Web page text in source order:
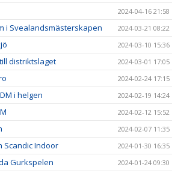
2024-04-16 21:58
i Svealandsmästerskapen 2024-03-21 08:22
2024-03-10 15:36
distriktslaget 2024-03-01 17:05
2024-02-24 17:15
i helgen 2024-02-19 14:24
2024-02-12 15:52
2024-02-07 11:35
Scandic Indoor 2024-01-30 16:35
Gurkspelen 2024-01-24 09:30